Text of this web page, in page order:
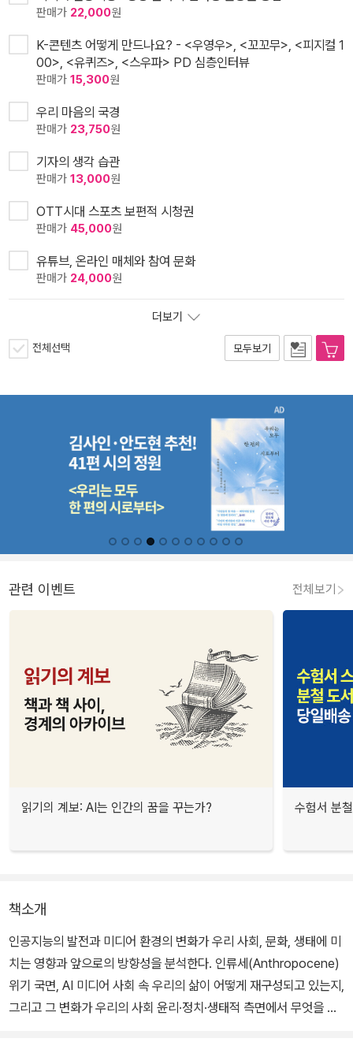
판매가 22,000원
K-콘텐츠 어떻게 만드나요? - <우영우>, <꼬꼬무>, <피지컬 1
00>, <유퀴즈>, <스우파> PD 심층인터뷰
판매가 15,300원
우리 마음의 국경
판매가 23,750원
기자의 생각 습관
판매가 13,000원
OTT시대 스포츠 보편적 시청권
판매가 45,000원
유튜브, 온라인 매체와 참여 문화
판매가 24,000원
더보기
전체선택 모두보기
관련 이벤트 전체보기
읽기의 계보: AI는 인간의 꿈을 꾸는가? 수험서 분
책소개
인공지능의 발전과 미디어 환경의 변화가 우리 사회, 문화, 생태에 미
치는 영향과 앞으로의 방향성을 분석한다. 인류세(Anthropocene)
위기 국면, AI 미디어 사회 속 우리의 삶이 어떻게 재구성되고 있는지,
그리고 그 변화가 우리의 사회 윤리·정치·생태적 측면에서 무엇을 의